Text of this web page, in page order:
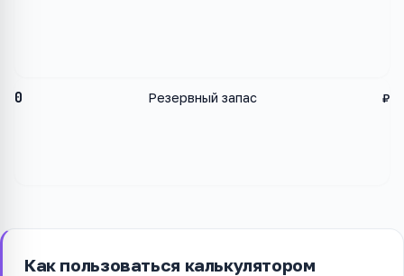
0 Резервный запас ₽
Как пользоваться калькулятором